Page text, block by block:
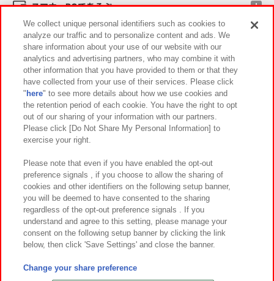
スマホ・PCであそぶ
イベント・キャンペーン
関連会社 サステナビリティ サイトポリシー
プライバシーポリシー ウェブアクセシビリティ方針と検証結果
お取引先さまとともに
カスタマーハラスメント対応方針 よくあるご質問・お問い合わせ
©Bandai Namco Amusement Inc.
©Bandai Namco Amusement Lab Inc.
We collect unique personal identifiers such as cookies to
analyze our traffic and to personalize content and ads. We
share information about your use of our website with our
analytics and advertising partners, who may combine it with
other information that you have provided to them or that they
have collected from your use of their services. Please click
" here" to see more details about how we use cookies and
the retention period of each cookie. You have the right to opt
out of our sharing of your information with our partners.
Please click [Do Not Share My Personal Information] to
exercise your right.
Please note that even if you have enabled the opt-out
preference signals , if you choose to allow the sharing of
cookies and other identifiers on the following setup banner,
you will be deemed to have consented to the sharing
regardless of the opt-out preference signals . If you
understand and agree to this setting, please manage your
consent on the following setup banner by clicking the link
below, then click 'Save Settings' and close the banner.
Change your share preference